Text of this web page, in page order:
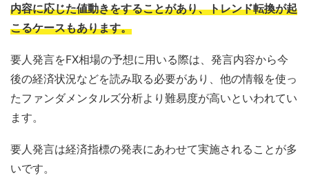
内容に応じた値動きをすることがあり、トレンド転換が起
こるケースもあります。
要人発言をFX相場の予想に用いる際は、発言内容から今
後の経済状況などを読み取る必要があり、他の情報を使っ
たファンダメンタルズ分析より難易度が高いといわれてい
ます。
要人発言は経済指標の発表にあわせて実施されることが多
いです。